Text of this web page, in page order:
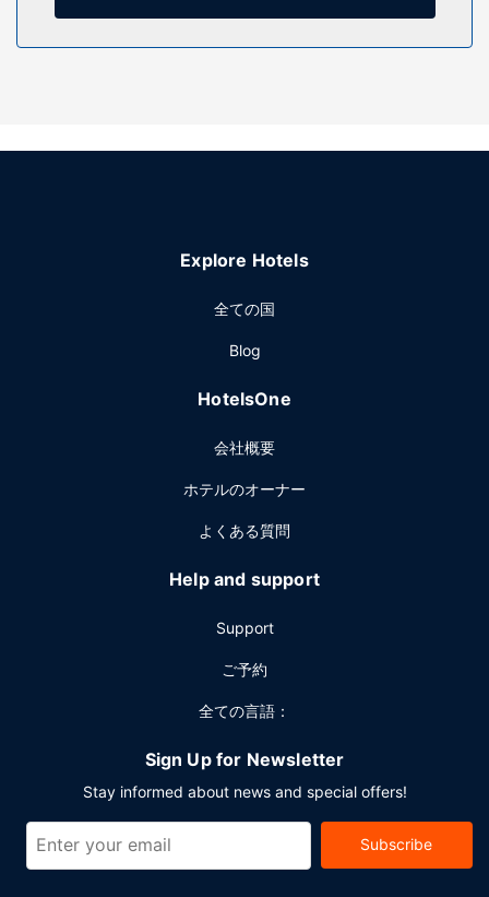
施設
フィットネスセンターなどをレクリエーションに利用し、ル
バー / ラウンジ から 1 つ選んで、ひと休みしましょう。
ロントデスク、荷物保管サービスをお使いいただけます。こ
トにご利用いただけます。敷地内にはセルフパーキング (有
Explore Hotels
全ての国
Blog
HotelsOne
会社概要
ホテルのオーナー
よくある質問
Help and support
Support
ご予約
全ての言語：
Sign Up for Newsletter
Stay informed about news and special offers!
Subscribe